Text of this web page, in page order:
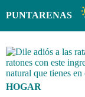
PUNTARENAS
HOGAR